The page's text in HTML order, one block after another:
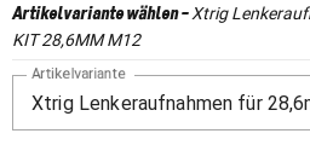
Artikelvariante wählen-Xtrig
KIT 28,6MM M12
Artikelvariante